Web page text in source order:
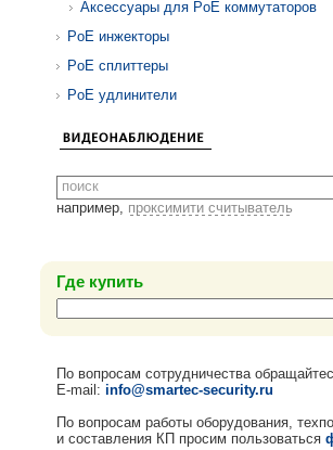
Аксессуары для PoE коммутаторов
PoE инжекторы
PoE сплиттеры
PoE удлинители
например, проксимити считыватель
Где купить
По вопросам сотрудничества
E-mail: info@smartec-security.ru
По вопросам работы оборудования,
и составления КП просим пользоваться